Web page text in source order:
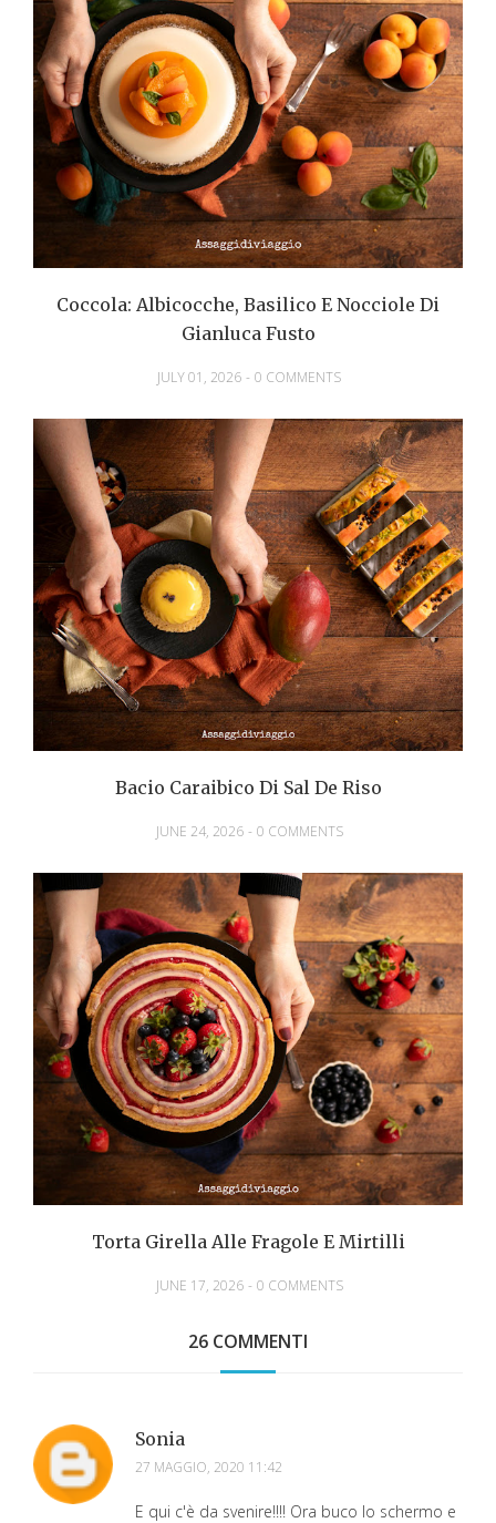
Coccola: Albicocche, Basilico E Nocciole Di
Gianluca Fusto
JULY 01, 2026 - 0 COMMENTS
Bacio Caraibico Di Sal De Riso
JUNE 24, 2026 - 0 COMMENTS
Torta Girella Alle Fragole E Mirtilli
JUNE 17, 2026 - 0 COMMENTS
26 COMMENTI
Sonia
27 MAGGIO, 2020 11:42
E qui c'è da svenire!!!! Ora buco lo schermo e